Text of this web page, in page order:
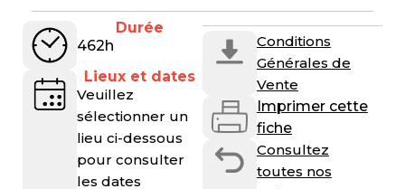
Durée
462h
Lieux et dates
Veuillez
sélectionner un
lieu ci-dessous
pour consulter
les dates
Conditions
Générales de
Vente
Imprimer cette
fiche
Consultez
toutes nos